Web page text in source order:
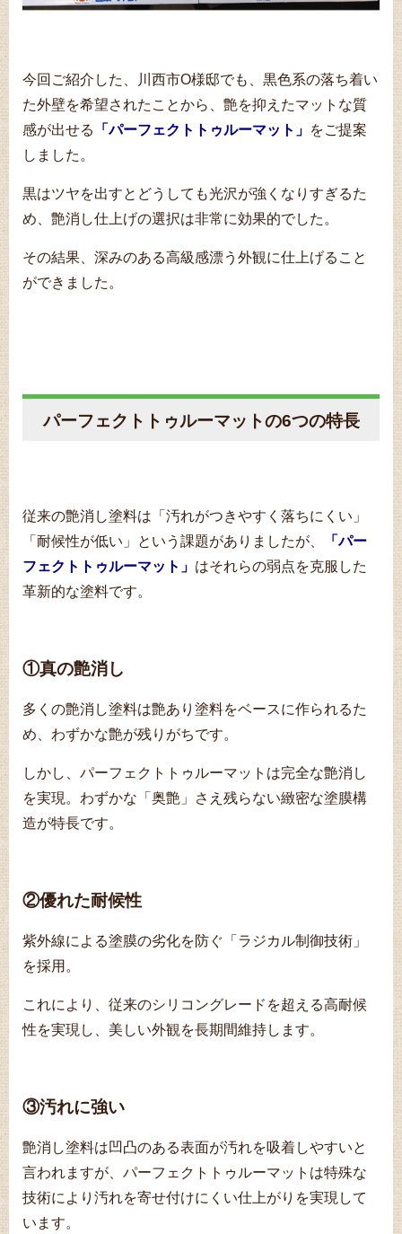
今回ご紹介した、川西市O様邸でも、黒色系の落ち着い
た外壁を希望されたことから、艶を抑えたマットな質
感が出せる
「パーフェクトトゥルーマット」 をご提案
しました。
黒はツヤを出すとどうしても光沢が強くなりすぎるた
め、艶消し仕上げの選択は非常に効果的でした。
その結果、深みのある高級感漂う外観に仕上げること
ができました。
パーフェクトトゥルーマットの6つの特長
従来の艶消し塗料は「汚れがつきやすく落ちにくい」
「耐候性が低い」という課題がありましたが、
「パー
フェクトトゥルーマット」 はそれらの弱点を克服した
革新的な塗料です。
①真の艶消し
多くの艶消し塗料は艶あり塗料をベースに作られるた
め、わずかな艶が残りがちです。
しかし、パーフェクトトゥルーマットは完全な艶消し
を実現。わずかな「奥艶」さえ残らない緻密な塗膜構
造が特長です。
②優れた耐候性
紫外線による塗膜の劣化を防ぐ「ラジカル制御技術」
を採用。
これにより、従来のシリコングレードを超える高耐候
性を実現し、美しい外観を長期間維持します。
③汚れに強い
艶消し塗料は凹凸のある表面が汚れを吸着しやすいと
言われますが、パーフェクトトゥルーマットは特殊な
技術により汚れを寄せ付けにくい仕上がりを実現して
います。